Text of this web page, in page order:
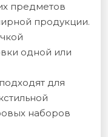
предметов
продукции.
одной или
для
наборов